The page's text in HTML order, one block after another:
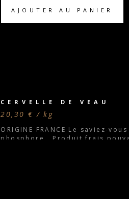
AJOUTER AU PANIER
CERVELLE DE VEAU
20,30 € / kg
ORIGINE FRANCE Le saviez-
phosphore. Produit frais